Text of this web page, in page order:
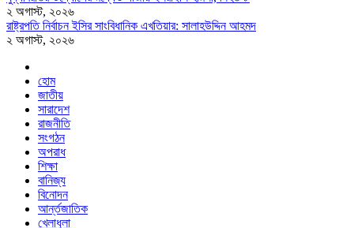
২ অগাস্ট, ২০২৬
রাষ্ট্রপতি নির্বাচন ইসির সাংবিধানিক এখতিয়ার: সালাহউদ্দিন আহমদ
২ অগাস্ট, ২০২৬
হোম
জাতীয়
সারাদেশ
রাজনীতি
সংগঠন
অপরাধ
শিক্ষা
বানিজ্য
বিনোদন
আর্ন্তজাতিক
খেলাধুলা